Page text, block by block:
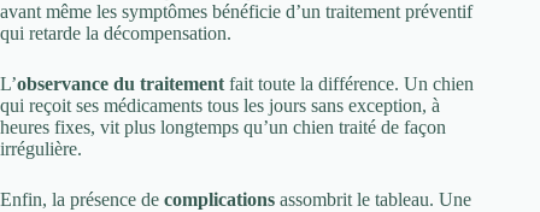
avant même les symptômes bénéficie d’un traitement préventif
qui retarde la décompensation.
L’observance du traitement fait toute la différence. Un chien
qui reçoit ses médicaments tous les jours sans exception, à
heures fixes, vit plus longtemps qu’un chien traité de façon
irrégulière.
Enfin, la présence de complications assombrit le tableau. Une